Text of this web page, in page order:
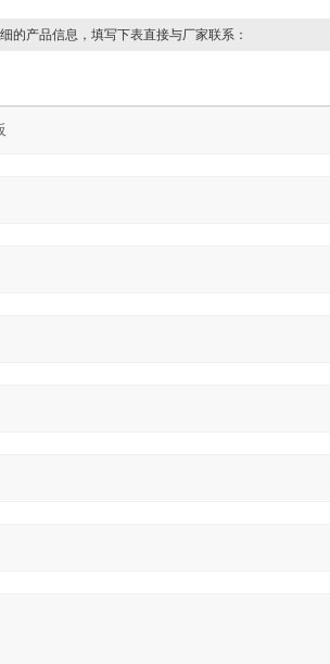
的产品信息，填写下表直接与厂家联系：